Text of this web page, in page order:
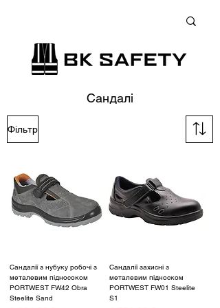
Сандалі
Фільтр
Сандалії з нубуку робочі з
металевим підносоком
PORTWEST FW42 Obra
Steelite Sand
Сандалії захисні з
металевим підноском
PORTWEST FW01 Steelite
S1